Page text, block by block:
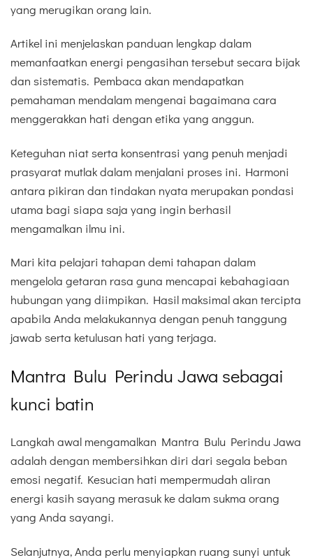
yang merugikan orang lain.
Artikel ini menjelaskan panduan lengkap dalam
memanfaatkan energi pengasihan tersebut secara bijak
dan sistematis. Pembaca akan mendapatkan
pemahaman mendalam mengenai bagaimana cara
menggerakkan hati dengan etika yang anggun.
Keteguhan niat serta konsentrasi yang penuh menjadi
prasyarat mutlak dalam menjalani proses ini. Harmoni
antara pikiran dan tindakan nyata merupakan pondasi
utama bagi siapa saja yang ingin berhasil
mengamalkan ilmu ini.
Mari kita pelajari tahapan demi tahapan dalam
mengelola getaran rasa guna mencapai kebahagiaan
hubungan yang diimpikan. Hasil maksimal akan tercipta
apabila Anda melakukannya dengan penuh tanggung
jawab serta ketulusan hati yang terjaga.
Mantra Bulu Perindu Jawa sebagai
kunci batin
Langkah awal mengamalkan Mantra Bulu Perindu Jawa
adalah dengan membersihkan diri dari segala beban
emosi negatif. Kesucian hati mempermudah aliran
energi kasih sayang merasuk ke dalam sukma orang
yang Anda sayangi.
Selanjutnya, Anda perlu menyiapkan ruang sunyi untuk